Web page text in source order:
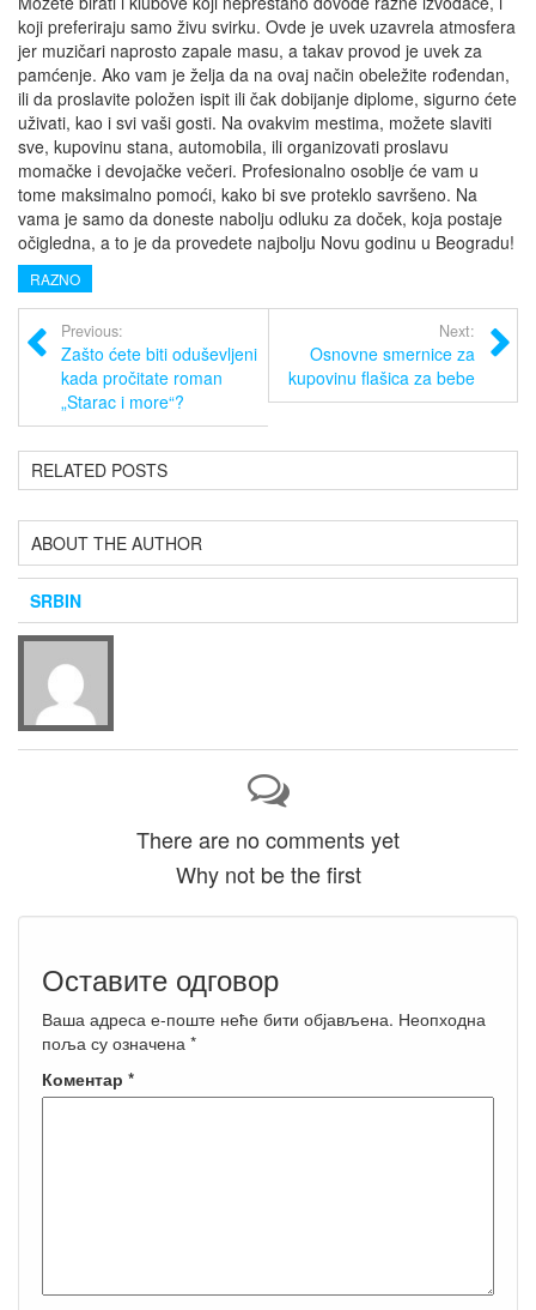
koji preferiraju samo živu svirku. Ovde je uvek uzavrela atmosfera
jer muzičari naprosto zapale masu, a takav provod je uvek za
pamćenje. Ako vam je želja da na ovaj način obeležite rođendan,
ili da proslavite položen ispit ili čak dobijanje diplome, sigurno ćete
uživati, kao i svi vaši gosti. Na ovakvim mestima, možete slaviti
sve, kupovinu stana, automobila, ili organizovati proslavu
momačke i devojačke večeri. Profesionalno osoblje će vam u
tome maksimalno pomoći, kako bi sve proteklo savršeno. Na
vama je samo da doneste nabolju odluku za doček, koja postaje
očigledna, a to je da provedete najbolju Novu godinu u Beogradu!
RAZNO
Previous:
Zašto ćete biti oduševljeni
kada pročitate roman
„Starac i more“?
Next:
Osnovne smernice za
kupovinu flašica za bebe
RELATED POSTS
ABOUT THE AUTHOR
SRBIN
There are no comments yet
Why not be the first
Оставите одговор
Ваша адреса е-поште неће бити објављена. Неопходна
поља су означена *
Коментар *